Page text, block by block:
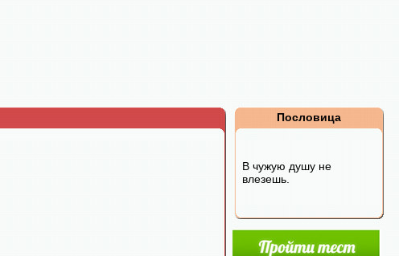
Пословица
В чужую душу не
влезешь.